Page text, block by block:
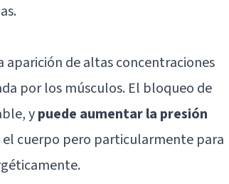
de altas concentraciones
por los músculos. El bloqueo de
ypuede aumentar la presión
cuerpo pero particularmente para